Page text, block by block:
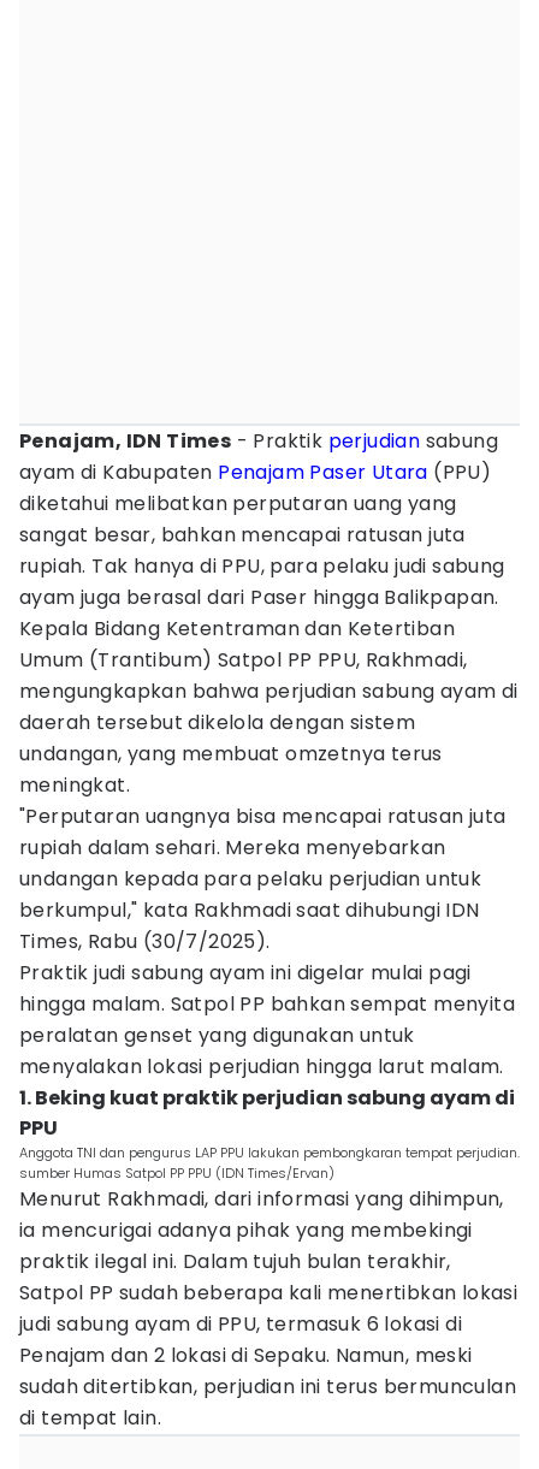
Penajam, IDN Times - Praktik perjudian sabung
ayam di Kabupaten Penajam Paser Utara (PPU)
diketahui melibatkan perputaran uang yang
sangat besar, bahkan mencapai ratusan juta
rupiah. Tak hanya di PPU, para pelaku judi sabung
ayam juga berasal dari Paser hingga Balikpapan.
Kepala Bidang Ketentraman dan Ketertiban
Umum (Trantibum) Satpol PP PPU, Rakhmadi,
mengungkapkan bahwa perjudian sabung ayam di
daerah tersebut dikelola dengan sistem
undangan, yang membuat omzetnya terus
meningkat.
"Perputaran uangnya bisa mencapai ratusan juta
rupiah dalam sehari. Mereka menyebarkan
undangan kepada para pelaku perjudian untuk
berkumpul," kata Rakhmadi saat dihubungi IDN
Times, Rabu (30/7/2025).
Praktik judi sabung ayam ini digelar mulai pagi
hingga malam. Satpol PP bahkan sempat menyita
peralatan genset yang digunakan untuk
menyalakan lokasi perjudian hingga larut malam.
1. Beking kuat praktik perjudian sabung ayam di
PPU
Anggota TNI dan pengurus LAP PPU lakukan pembongkaran tempat perjudian.
sumber Humas Satpol PP PPU (IDN Times/Ervan)
Menurut Rakhmadi, dari informasi yang dihimpun,
ia mencurigai adanya pihak yang membekingi
praktik ilegal ini. Dalam tujuh bulan terakhir,
Satpol PP sudah beberapa kali menertibkan lokasi
judi sabung ayam di PPU, termasuk 6 lokasi di
Penajam dan 2 lokasi di Sepaku. Namun, meski
sudah ditertibkan, perjudian ini terus bermunculan
di tempat lain.